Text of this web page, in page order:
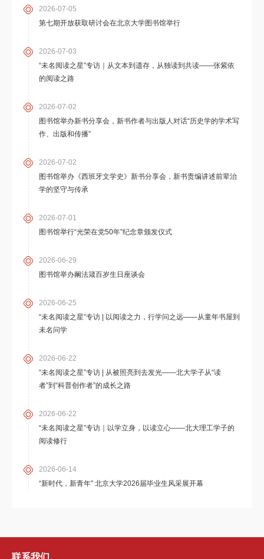
2026-07-05
第七期开放获取研讨会在北京大学图书馆举行
2026-07-03
“未名阅读之星”专访｜从文本到遗存，从独读到共读——张紫依
的阅读之路
2026-07-02
图书馆举办新书分享会，新书作者与出版人对话“历史学的学术写
作、出版和传播”
2026-07-02
图书馆举办《西班牙文学史》新书分享会，新书责编讲述前辈治
学的坚守与传承
2026-07-01
图书馆举行“光荣在党50年”纪念章颁发仪式
2026-06-29
图书馆举办阚法箴百岁生日座谈会
2026-06-25
“未名阅读之星”专访 | 以阅读之力，行学问之远——从童年书屋到
未名问学
2026-06-22
“未名阅读之星”专访 | 从被照亮到去发光——北大学子从“读
者”到“科普创作者”的成长之路
2026-06-22
“未名阅读之星”专访｜以学立身，以读立心——北大理工学子的
阅读修行
2026-06-14
“新时代，新青年” 北京大学2026届毕业生风采展开幕
联系我们